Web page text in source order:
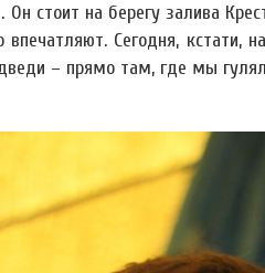
стоит на берегу залива
впечатляют. Сегодня, кстати,
– прямо там, где мы